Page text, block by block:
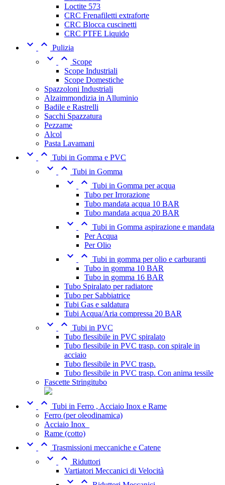
Loctite 573
CRC Frenafiletti extraforte
CRC Blocca cuscinetti
CRC PTFE Liquido
  Pulizia
 
Scope
Scope Industriali
Scope Domestiche
Spazzoloni Industriali
Alzaimmondizia in Alluminio
Badile e Rastrelli
Sacchi Spazzatura
Pezzame
Alcol
Pasta Lavamani
  Tubi in Gomma e PVC
  Tubi in Gomma
  Tubi in Gomma per acqua
Tubo per Irrorazione
Tubo mandata acqua 10 BAR
Tubo mandata acqua 20 BAR
  Tubi in Gomma aspirazione e mandata
Per Acqua
Per Olio
  Tubi in gomma per olio e carburanti
Tubo in gomma 10 BAR
Tubo in gomma 16 BAR
Tubo Spiralato per radiatore
Tubo per Sabbiatrice
Tubi Gas e saldatura
Tubi Acqua/Aria compressa 20 BAR
  Tubi in PVC
Tubo flessibile in PVC spiralato
Tubo flessibile in PVC trasp. con spirale in
acciaio
Tubo flessibile in PVC trasp.
Tubo flessibile in PVC trasp. Con anima tessile
Fascette Stringitubo
  Tubi in Ferro , Acciaio Inox e Rame
Ferro (per oleodinamica)
Acciaio Inox_
Rame (cotto)
  Trasmissioni meccaniche e Catene
  Riduttori
Vartiatori Meccanici di Velocità
 